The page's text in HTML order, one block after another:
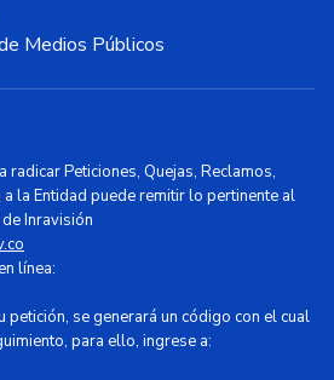
Medios Públicos
radicar Peticiones, Quejas, Reclamos,
la Entidad puede remitir lo pertinente al
Inravisión
línea:
se generará un código con el cual
para ello, ingrese a: